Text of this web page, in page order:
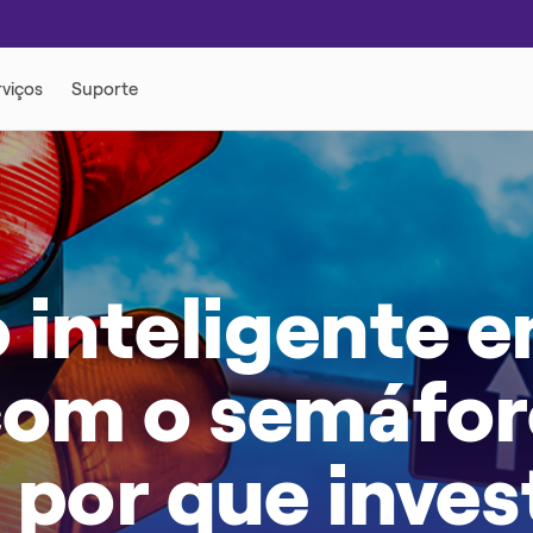
MOBILIDADE ELÉTRICA
inteligente
o
que